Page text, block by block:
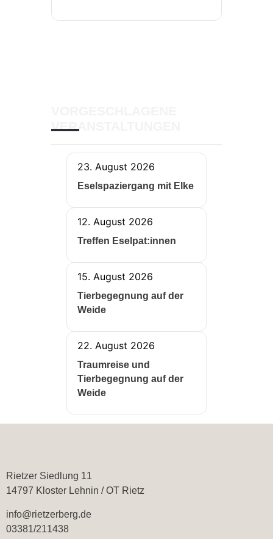
VERANSTALTUNGEN
23. August 2026
Eselspaziergang mit Elke
12. August 2026
Treffen Eselpat:innen
15. August 2026
Tierbegegnung auf der
Weide
22. August 2026
Traumreise und
Tierbegegnung auf der
Weide
Rietzer Siedlung 11
14797 Kloster Lehnin / OT Rietz
info@rietzerberg.de
03381/211438